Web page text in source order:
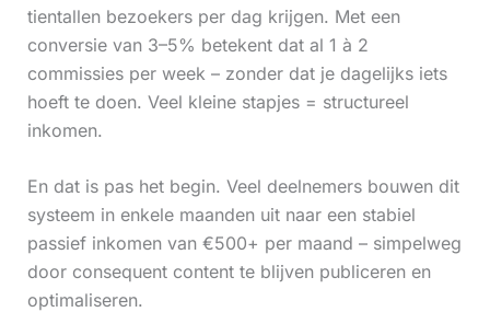
tientallen bezoekers per dag krijgen. Met een
conversie van 3–5% betekent dat al 1 à 2
commissies per week – zonder dat je dagelijks iets
hoeft te doen. Veel kleine stapjes = structureel
inkomen.
En dat is pas het begin. Veel deelnemers bouwen dit
systeem in enkele maanden uit naar een stabiel
passief inkomen van €500+ per maand – simpelweg
door consequent content te blijven publiceren en
optimaliseren.